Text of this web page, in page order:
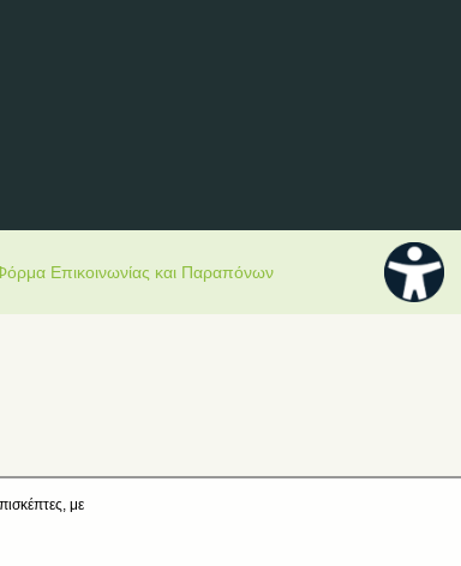
Επικοινωνίας και Παραπόνων
με